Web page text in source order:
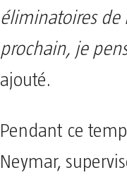
éliminatoires de
prochain, je
ajouté.
Pendant ce
Neymar,